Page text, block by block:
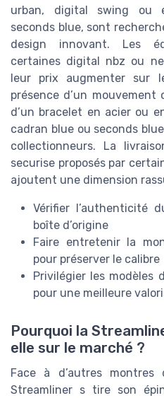
urban, digital swing ou
seconds blue, sont
design innovant. Les
certaines digital nbz ou
leur prix augmenter sur
présence d’un
d’un bracelet en acier ou
cadran blue ou seconds
collectionneurs. La
securise proposés par
ajoutent une dimension
Vérifier l’authenticité
boîte d’origine
Faire entretenir la
pour préserver le calibre
Privilégier les modèles
pour une meilleure
Pourquoi la
elle sur le marché ?
Face à d’autres
Streamliner s tire son